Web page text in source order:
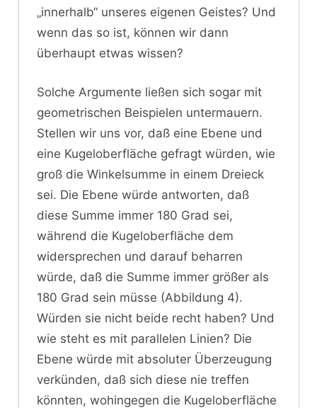
„innerhalb“ unseres eigenen Geistes? Und
wenn das so ist, können wir dann
überhaupt etwas wissen?
Solche Argumente ließen sich sogar mit
geometrischen Beispielen untermauern.
Stellen wir uns vor, daß eine Ebene und
eine Kugeloberfläche gefragt würden, wie
groß die Winkelsumme in einem Dreieck
sei. Die Ebene würde antworten, daß
diese Summe immer 180 Grad sei,
während die Kugeloberfläche dem
widersprechen und darauf beharren
würde, daß die Summe immer größer als
180 Grad sein müsse (Abbildung 4).
Würden sie nicht beide recht haben? Und
wie steht es mit parallelen Linien? Die
Ebene würde mit absoluter Überzeugung
verkünden, daß sich diese nie treffen
könnten, wohingegen die Kugeloberfläche